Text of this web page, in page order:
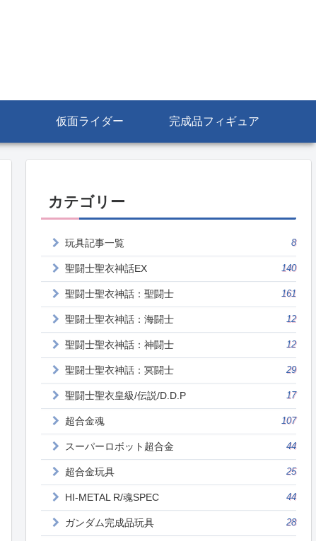
仮面ライダー 完成品フィギュア
カテゴリー
玩具記事一覧 8
聖闘士聖衣神話EX 140
聖闘士聖衣神話：聖闘士 161
聖闘士聖衣神話：海闘士 12
聖闘士聖衣神話：神闘士 12
聖闘士聖衣神話：冥闘士 29
聖闘士聖衣皇級/伝説/D.D.P 17
超合金魂 107
スーパーロボット超合金 44
超合金玩具 25
HI-METAL R/魂SPEC 44
ガンダム完成品玩具 28